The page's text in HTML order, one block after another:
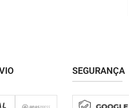
SEGURANÇA